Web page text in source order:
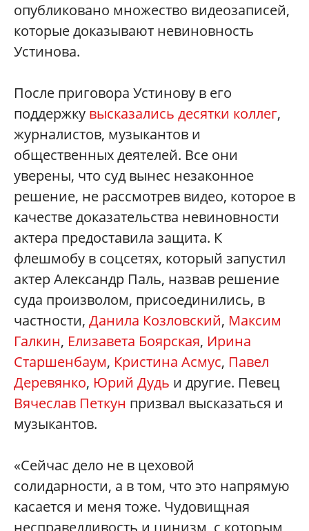
опубликовано множество видеозаписей,
которые доказывают невиновность
Устинова.
После приговора Устинову в его
поддержку высказались десятки коллег,
журналистов, музыкантов и
общественных деятелей. Все они
уверены, что суд вынес незаконное
решение, не рассмотрев видео, которое в
качестве доказательства невиновности
актера предоставила защита. К
флешмобу в соцсетях, который запустил
актер Александр Паль, назвав решение
суда произволом, присоединились, в
частности, Данила Козловский, Максим
Галкин, Елизавета Боярская, Ирина
Старшенбаум, Кристина Асмус, Павел
Деревянко, Юрий Дудь и другие. Певец
Вячеслав Петкун призвал высказаться и
музыкантов.
«Сейчас дело не в цеховой
солидарности, а в том, что это напрямую
касается и меня тоже. Чудовищная
несправедливость и цинизм, с которым